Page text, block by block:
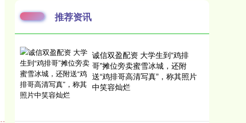
推荐资讯
诚信双盈配资 大学生到“鸡排
哥”摊位旁卖蜜雪冰城，还附
送“鸡排哥高清写真”，称其照片
中笑容灿烂